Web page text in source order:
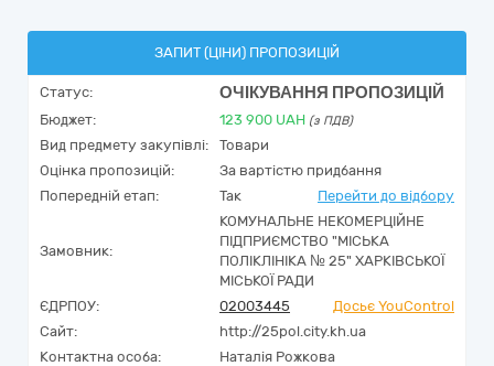
ЗАПИТ (ЦІНИ) ПРОПОЗИЦІЙ
Статус: ОЧІКУВАННЯ ПРОПОЗИЦІЙ
Бюджет: 123 900 UAH (з ПДВ)
Вид предмету закупівлі:
Товари
Оцінка пропозицій:
За вартістю придбання
Попередній етап:
Так Перейти до відбору
Замовник:
КОМУНАЛЬНЕ НЕКОМЕРЦІЙНЕ
ПІДПРИЄМСТВО "МІСЬКА
ПОЛІКЛІНІКА № 25" ХАРКІВСЬКОЇ
МІСЬКОЇ РАДИ
ЄДРПОУ:
02003445
Досьє YouControl
Сайт:
http://25pol.city.kh.ua
Контактна особа:
Наталія Рожкова